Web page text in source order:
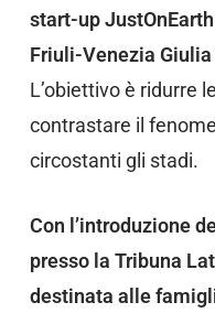
start-up
Friuli-Venezia
L’obiettivo è ridurre
contrastare il
circostanti gli stadi.
Con l’introduzione
presso la Tribuna
destinata alle